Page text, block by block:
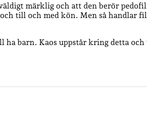
märklig och att den berör
till och med kön. Men så handlar
barn. Kaos uppstår kring detta